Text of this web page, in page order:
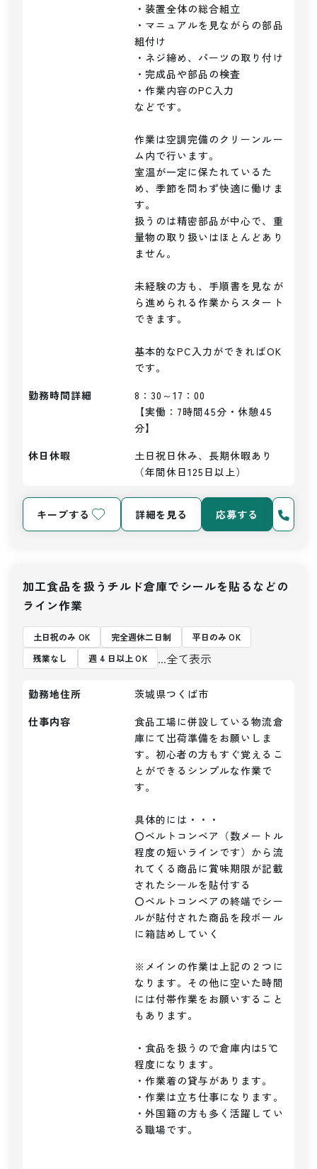
・装置全体の総合組立
・マニュアルを見ながらの部品
組付け
・ネジ締め、パーツの取り付け
・完成品や部品の検査
・作業内容のPC入力
などです。
作業は空調完備のクリーンルー
ム内で行います。
室温が一定に保たれているた
め、季節を問わず快適に働けま
す。
扱うのは精密部品が中心で、重
量物の取り扱いはほとんどあり
ません。
未経験の方も、手順書を見なが
ら進められる作業からスタート
できます。
基本的なPC入力ができればOK
勤務時間詳細
8：30～17：00
【実働：7時間45分・休憩45
分】
休日休暇
土日祝日休み、長期休暇あり
（年間休日125日以上）
キープする 詳細を見る 応募する
加工食品を扱うチルド倉庫でシールを貼るなどの
ライン作業
土日祝のみ OK 完全週休二日制
平日のみ OK
残業なし
週 4 日以上 OK ...全て表示
勤務地住所
茨城県つくば市
仕事内容
食品工場に併設している物流倉
庫にて出荷準備をお願いしま
す。初心者の方もすぐ覚えるこ
とができるシンプルな作業で
す。
具体的には・・・
〇ベルトコンベア（数メートル
程度の短いラインです）から流
れてくる商品に賞味期限が記載
されたシールを貼付する
〇ベルトコンベアの終端でシー
ルが貼付された商品を段ボール
に箱詰めしていく
※メインの作業は上記の２つに
なります。その他に空いた時間
には付帯作業をお願いすること
もあります。
・食品を扱うので倉庫内は5℃
程度になります。
・作業着の貸与があります。
・作業は立ち仕事になります。
・外国籍の方も多く活躍してい
る職場です。